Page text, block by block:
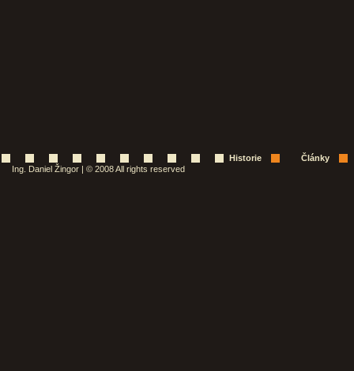
Historie
Články
Ing. Daniel Žingor | © 2008 All rights reserved